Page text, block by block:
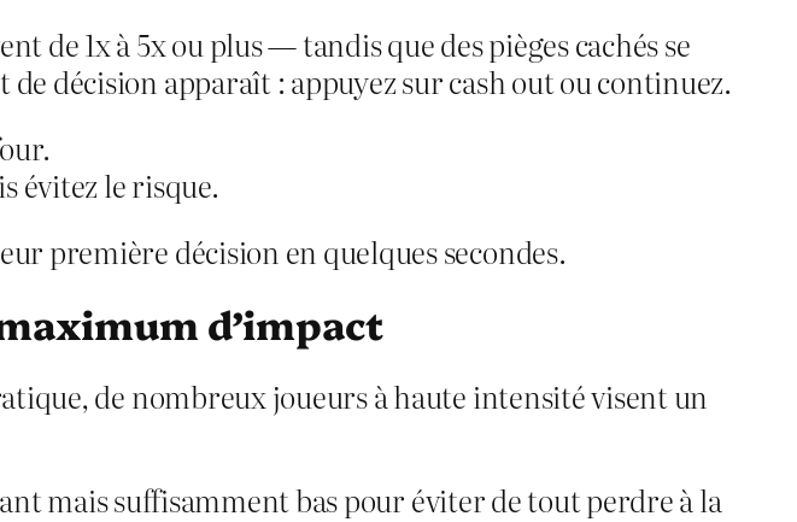
de 1x à 5x ou plus — tandis que des pièges cachés se
décision apparaît : appuyez sur cash out ou continuez.
évitez le risque.
première décision en quelques secondes.
d’impact
de nombreux joueurs à haute intensité visent un
mais suffisamment bas pour éviter de tout perdre à la